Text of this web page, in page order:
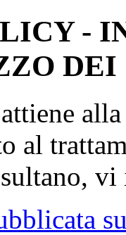
-
DEI
al